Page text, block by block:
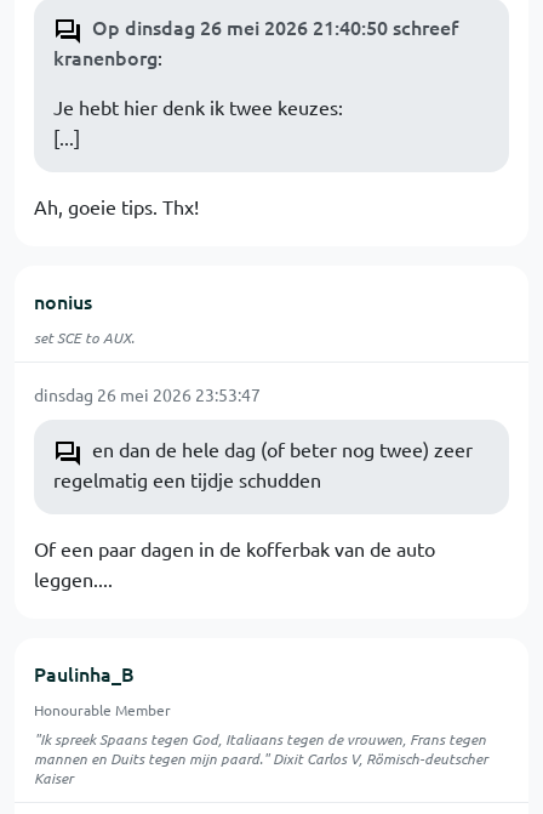
Op dinsdag 26 mei 2026 21:40:50 schreef
kranenborg:
Je hebt hier denk ik twee keuzes:
[...]
Ah, goeie tips. Thx!
nonius
set SCE to AUX.
dinsdag 26 mei 2026 23:53:47
en dan de hele dag (of beter nog twee) zeer
regelmatig een tijdje schudden
Of een paar dagen in de kofferbak van de auto
leggen....
Paulinha_B
Honourable Member
"Ik spreek Spaans tegen God, Italiaans tegen de vrouwen, Frans tegen
mannen en Duits tegen mijn paard." Dixit Carlos V, Römisch-deutscher
Kaiser